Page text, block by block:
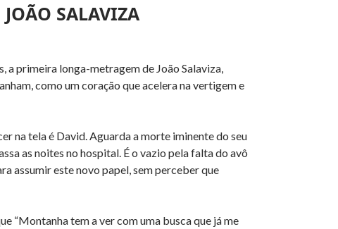
SALAVIZA
a primeira longa-metragem de João Salaviza,
como um coração que acelera na vertigem e
na tela é David. Aguarda a morte iminente do seu
as noites no hospital. É o vazio pela falta do avô
assumir este novo papel, sem perceber que
“Montanha tem a ver com uma busca que já me